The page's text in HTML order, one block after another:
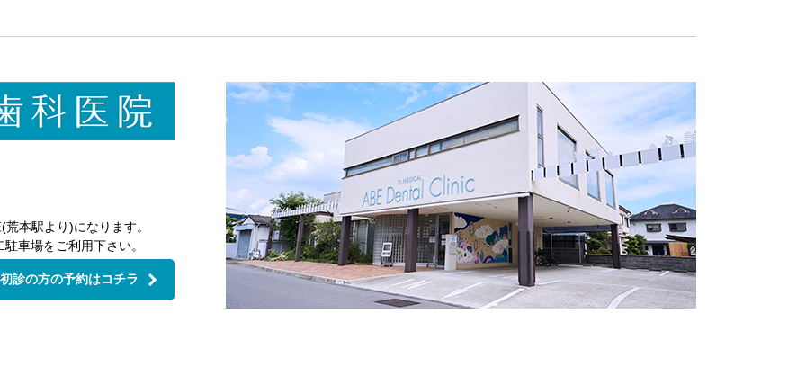
本駅より)になります。
車場をご利用下さい。
初診の方の予約はコチラ